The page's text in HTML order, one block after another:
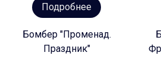
Подробнее
Бомбер "Променад.
Праздник"